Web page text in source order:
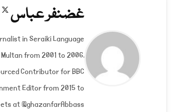
غضنفر عباس
in Seraiki Language
from 2001 to 2006.
Contributor for BBC
Editor from 2015 to
at @ghazanfarAbbass